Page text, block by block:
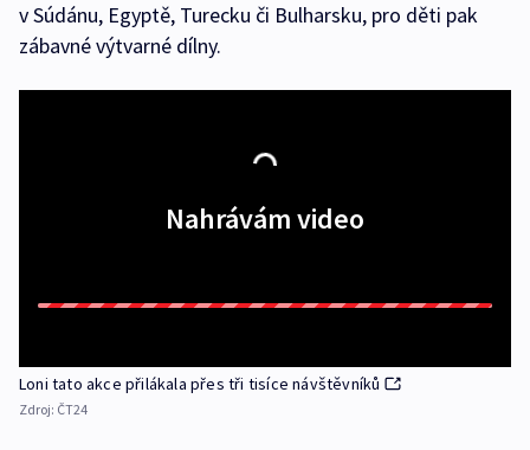
v Súdánu, Egyptě, Turecku či Bulharsku, pro děti pak
zábavné výtvarné dílny.
Nahrávám video
Loni tato akce přilákala přes tři tisíce návštěvníků
Zdroj: ČT24